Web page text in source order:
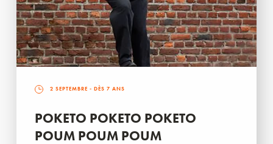
2 SEPTEMBRE - DÈS 7 ANS
POKETO POKETO POKETO
POUM POUM POUM